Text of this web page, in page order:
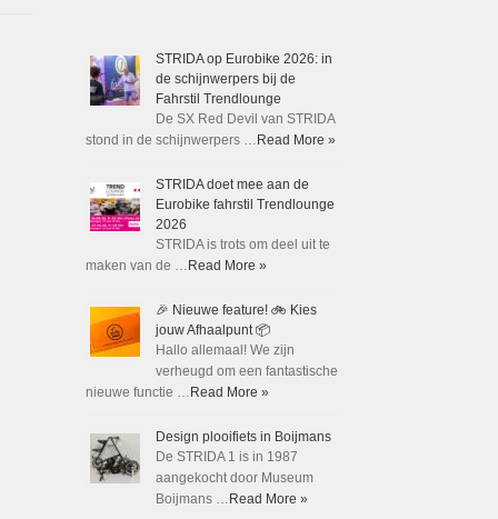
STRIDA op Eurobike 2026: in
de schijnwerpers bij de
Fahrstil Trendlounge
De SX Red Devil van STRIDA
stond in de schijnwerpers … Read More »
STRIDA doet mee aan de
Eurobike fahrstil Trendlounge
2026
STRIDA is trots om deel uit te
maken van de … Read More »
🎉 Nieuwe feature! 🚲 Kies
jouw Afhaalpunt 📦
Hallo allemaal! We zijn
verheugd om een fantastische
nieuwe functie … Read More »
Design plooifiets in Boijmans
De STRIDA 1 is in 1987
aangekocht door Museum
Boijmans … Read More »